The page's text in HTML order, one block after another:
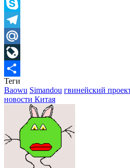
Viber
Skype
Telegram
Mail.Ru
LiveJournal
Отправить
Теги
Baowu Simandou гвинейский
новости Китая